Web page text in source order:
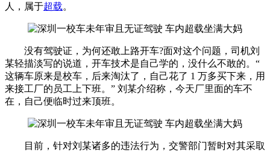
人，属于超载。
没有驾驶证，为何还敢上路开车?面对这个问题，司机刘
某轻描淡写的说道，开车技术是自己学的，没什么不敢的。“
这辆车原来是校车，后来淘汰了，自己花了 1 万多买下来，用
来接工厂的员工上下班。” 刘某介绍称，今天厂里面的车不
在，自己便临时过来顶班。
目前，针对刘某诸多的违法行为，交警部门暂时对其采取